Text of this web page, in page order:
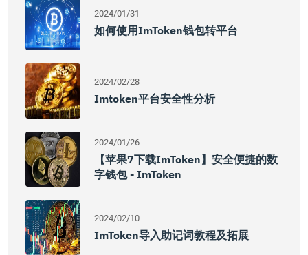
2024/01/31
如何使用ImToken钱包转平台
2024/02/28
Imtoken平台安全性分析
2024/01/26
【苹果7下载imToken】安全便捷的数
字钱包 - ImToken
2024/02/10
ImToken导入助记词教程及拓展